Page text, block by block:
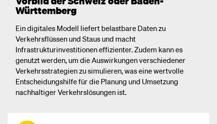
Württemberg
Ein digitales Modell liefert belastbare Daten zu
Verkehrsflüssen und Staus und macht
Infrastrukturinvestitionen effizienter. Zudem kann es
genutzt werden, um die Auswirkungen verschiedener
Verkehrsstrategien zu simulieren, was eine wertvolle
Entscheidungshilfe für die Planung und Umsetzung
nachhaltiger Verkehrslösungen ist.